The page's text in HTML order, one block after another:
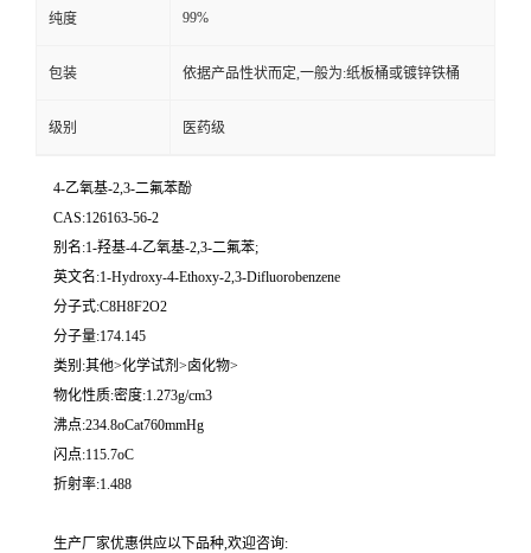
纯度 99%
包装 依据产品性状而定,一般为:纸板桶或镀锌铁桶
级别 医药级
4-乙氧基-2,3-二氟苯酚
CAS:126163-56-2
别名:1-羟基-4-乙氧基-2,3-二氟苯;
英文名:1-Hydroxy-4-Ethoxy-2,3-Difluorobenzene
分子式:C8H8F2O2
分子量:174.145
类别:其他>化学试剂>卤化物>
物化性质:密度:1.273g/cm3
沸点:234.8oCat760mmHg
闪点:115.7oC
折射率:1.488
生产厂家优惠供应以下品种,欢迎咨询: